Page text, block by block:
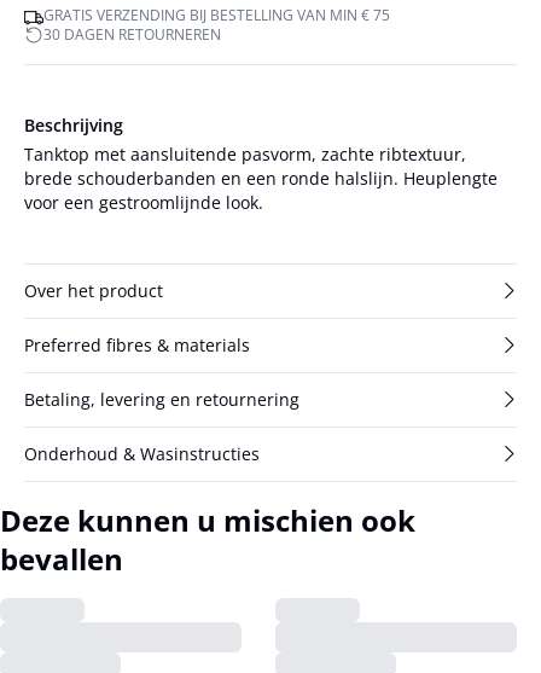
GRATIS VERZENDING BIJ BESTELLING VAN MIN € 75
30 DAGEN RETOURNEREN
Beschrijving
Tanktop met aansluitende pasvorm, zachte ribtextuur,
brede schouderbanden en een ronde halslijn. Heuplengte
voor een gestroomlijnde look.
Over het product
Preferred fibres & materials
Betaling, levering en retournering
Onderhoud & Wasinstructies
Deze kunnen u mischien ook
bevallen